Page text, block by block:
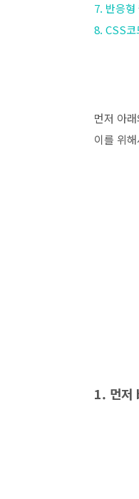
7. 반응
8. CSS코
먼저 아
이를 위해
1. 먼저